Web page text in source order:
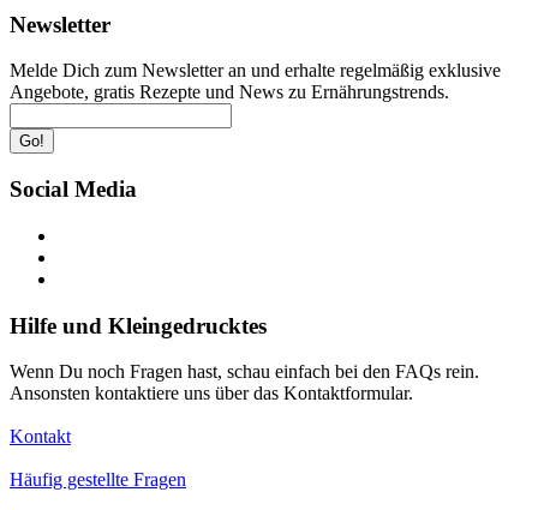
Newsletter
Melde Dich zum Newsletter an und erhalte regelmäßig exklusive
Angebote, gratis Rezepte und News zu Ernährungstrends.
Go!
Social Media
Hilfe und Kleingedrucktes
Wenn Du noch Fragen hast, schau einfach bei den FAQs rein.
Ansonsten kontaktiere uns über das Kontaktformular.
Kontakt
Häufig gestellte Fragen